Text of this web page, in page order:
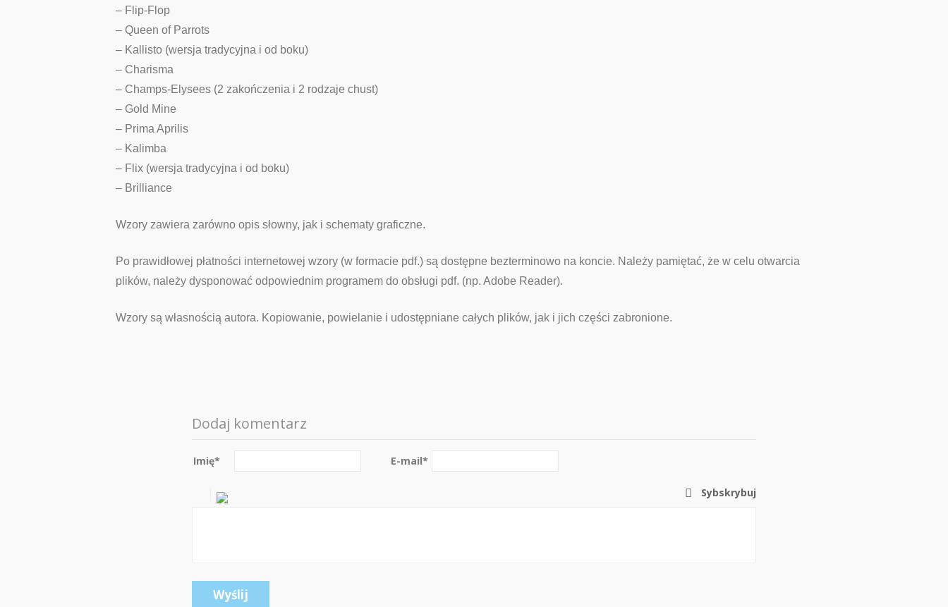
– Flip-Flop
– Queen of Parrots
– Kallisto (wersja tradycyjna i od boku)
– Charisma
– Champs-Elysees (2 zakończenia i 2 rodzaje chust)
– Gold Mine
– Prima Aprilis
– Kalimba
– Flix (wersja tradycyjna i od boku)
– Brilliance
Wzory zawiera zarówno opis słowny, jak i schematy graficzne.
Po prawidłowej płatności internetowej wzory (w formacie pdf.) są dostępne bezterminowo na koncie. Należy pamiętać, że w celu otwarcia
plików, należy dysponować odpowiednim programem do obsługi pdf. (np. Adobe Reader).
Wzory są własnością autora. Kopiowanie, powielanie i udostępniane całych plików, jak i jich części zabronione.
Dodaj komentarz
Imię* E-mail*
Sybskrybuj
Wyślij